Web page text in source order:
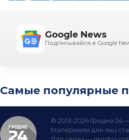
Google News
Подписывайся в Google
Самые популярные
© 2013-2026 Гродно 24
Материалы для лиц